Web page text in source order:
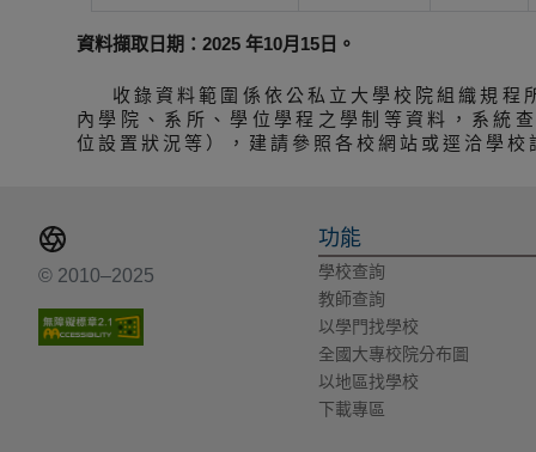
資料擷取日期：2025 年10月15日。
收錄資料範圍係依公私立大學校院組織規
內學院、系所、學位學程之學制等資料，系統
位設置狀況等），建請參照各校網站或逕洽學校
© 2010–2025
功能
學校查詢
教師查詢
以學門找學校
全國大專校院分布圖
以地區找學校
下載專區